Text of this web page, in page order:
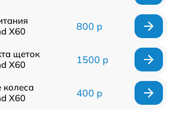
X60
800 р
щеток
X60
1500 р
колеса
X60
400 р